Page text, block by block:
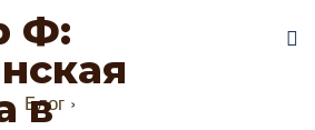
Блог ›